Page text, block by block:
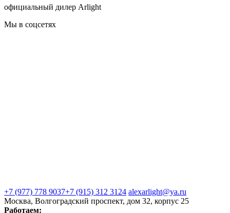
официальный дилер Arlight
Мы в соцсетях
+7 (977) 778 9037+7 (915) 312 3124 alexarlight@ya.ru
Москва, Волгоградский проспект, дом 32, корпус 25
Работаем: